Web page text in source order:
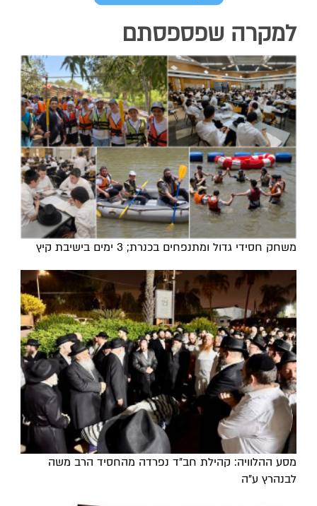
למקרה שפספסתם
משחק חסידי גדול ומתנפחים בכנרת; 3 ימים בישיבת קיץ
מסע ההלוויה: קהילת חב"ד נפרדה מהחסיד הרב משה
לבנהרץ ע"ה